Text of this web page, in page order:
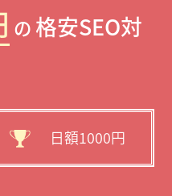
の 格安SEO対
日額1000円